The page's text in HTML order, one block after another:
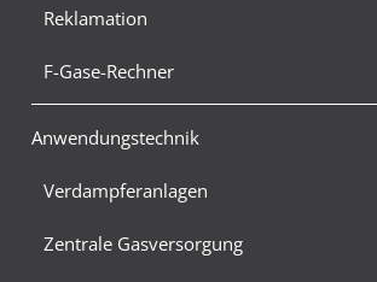
Reklamation
F-Gase-Rechner
Anwendungstechnik
Verdampferanlagen
Zentrale Gasversorgung